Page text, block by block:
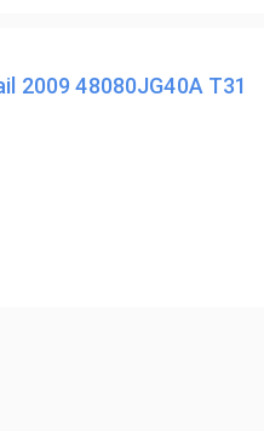
2009 48080JG40A T31